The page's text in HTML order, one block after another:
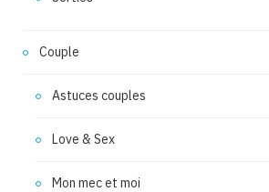
Couple
Astuces couples
Love & Sex
Mon mec et moi